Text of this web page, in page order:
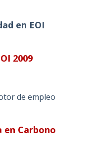
en EOI
2009
de empleo
en Carbono